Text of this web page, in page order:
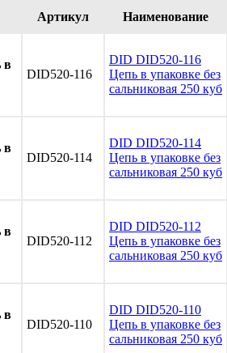
Артикул Наименование
в
DID520-116
DID DID520-116
Цепь в упаковке без
сальниковая 250 куб
в
DID520-114
DID DID520-114
Цепь в упаковке без
сальниковая 250 куб
в
DID520-112
DID DID520-112
Цепь в упаковке без
сальниковая 250 куб
в
DID520-110
DID DID520-110
Цепь в упаковке без
сальниковая 250 куб